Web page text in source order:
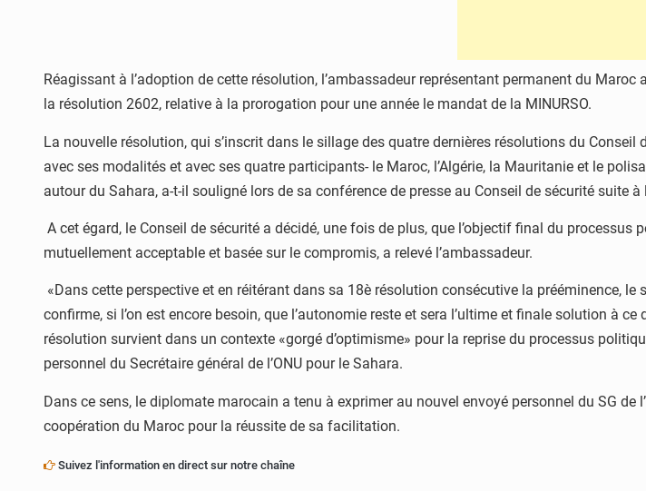
Réagissant à l’adoption de cette résolution, l’ambassadeur représentant permanent du
la résolution 2602, relative à la prorogation pour une année le mandat de la MINURSO.
La nouvelle résolution, qui s’inscrit dans le sillage des quatre dernières résolutions du
avec ses modalités et avec ses quatre participants- le Maroc, l’Algérie, la Mauritanie et le
autour du Sahara, a-t-il souligné lors de sa conférence de presse au Conseil de sécurité suite
A cet égard, le Conseil de sécurité a décidé, une fois de plus, que l’objectif final du
mutuellement acceptable et basée sur le compromis, a relevé l’ambassadeur.
«Dans cette perspective et en réitérant dans sa 18è résolution consécutive la prééminence,
confirme, si l’on est encore besoin, que l’autonomie reste et sera l’ultime et finale solution à
résolution survient dans un contexte «gorgé d’optimisme» pour la reprise du processus
personnel du Secrétaire général de l’ONU pour le Sahara.
Dans ce sens, le diplomate marocain a tenu à exprimer au nouvel envoyé personnel du SG de
coopération du Maroc pour la réussite de sa facilitation.
Suivez l'information en direct sur notre chaîne